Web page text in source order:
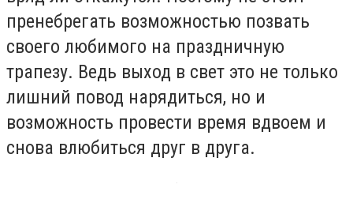
пренебрегать возможностью позвать
своего любимого на праздничную
трапезу. Ведь выход в свет это не только
лишний повод нарядиться, но и
возможность провести время вдвоем и
снова влюбиться друг в друга.